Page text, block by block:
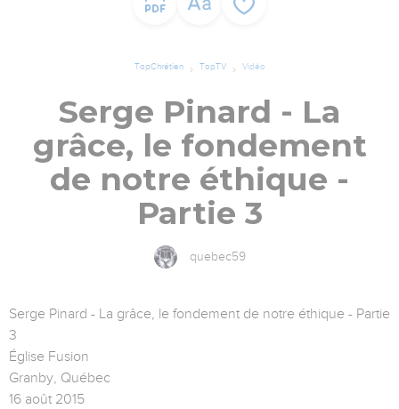
TopChrétien TopTV Vidéo
Serge Pinard - La
grâce, le fondement
de notre éthique -
Partie 3
quebec59
Serge Pinard - La grâce, le fondement de notre éthique - Partie
3
Église Fusion
Granby, Québec
16 août 2015